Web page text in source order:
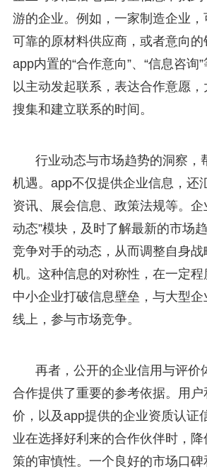
游的企业。例如，一家制造企业
可靠的原材料供应商，或者意向
app内置的“合作意向”、“信息咨询
以主动发起联系，表达合作意愿
搜集和建立联系的时间。
行业动态与市场趋势的洞察，
机遇。app不仅提供企业信息，还
资讯、展会信息、政策法规等。企
动态”模块，及时了解最新的市场
竞争对手的动态，从而调整自身
机。这种信息的对称性，在一定
中小企业打破信息壁垒，与大型
线上，参与市场竞争。
再者，公开的企业信用与评价
合作提供了重要的参考依据。用
价，以及app提供的企业资质认证
业在选择好利来的合作伙伴时，
策的审慎性。一个良好的市场口